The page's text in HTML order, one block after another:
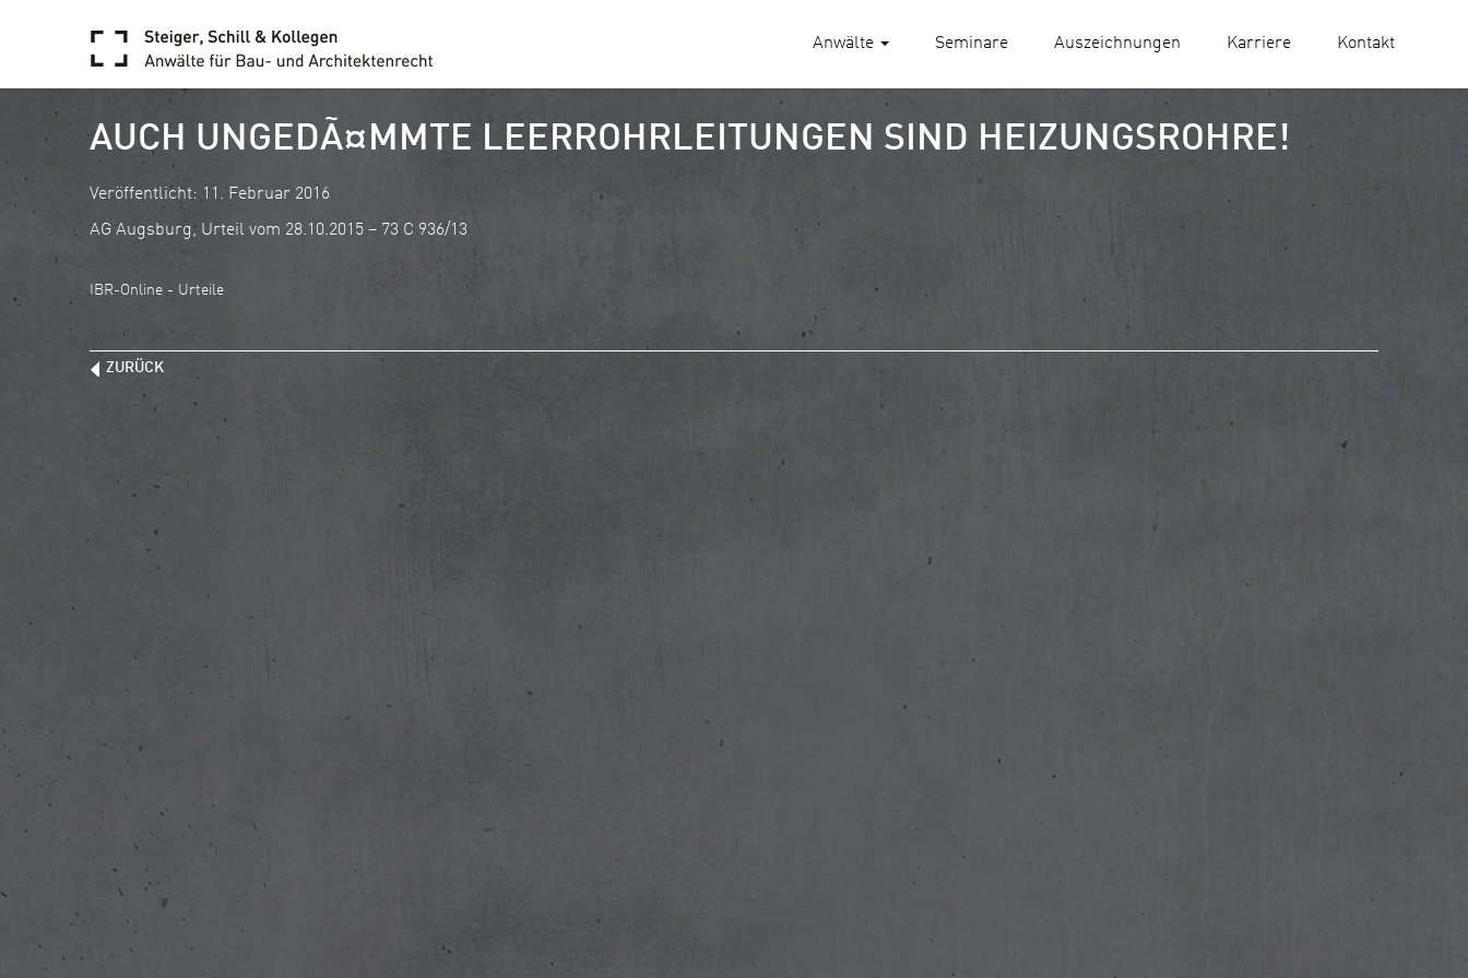
Anwälte Seminare Auszeichnungen Karriere Kontakt
AUCH UNGEDÃ¤MMTE LEERROHRLEITUNGEN SIND HEIZUNGSROHRE!
Veröffentlicht: 11. Februar 2016
AG Augsburg, Urteil vom 28.10.2015 – 73 C 936/13
IBR-Online - Urteile
ZURÜCK